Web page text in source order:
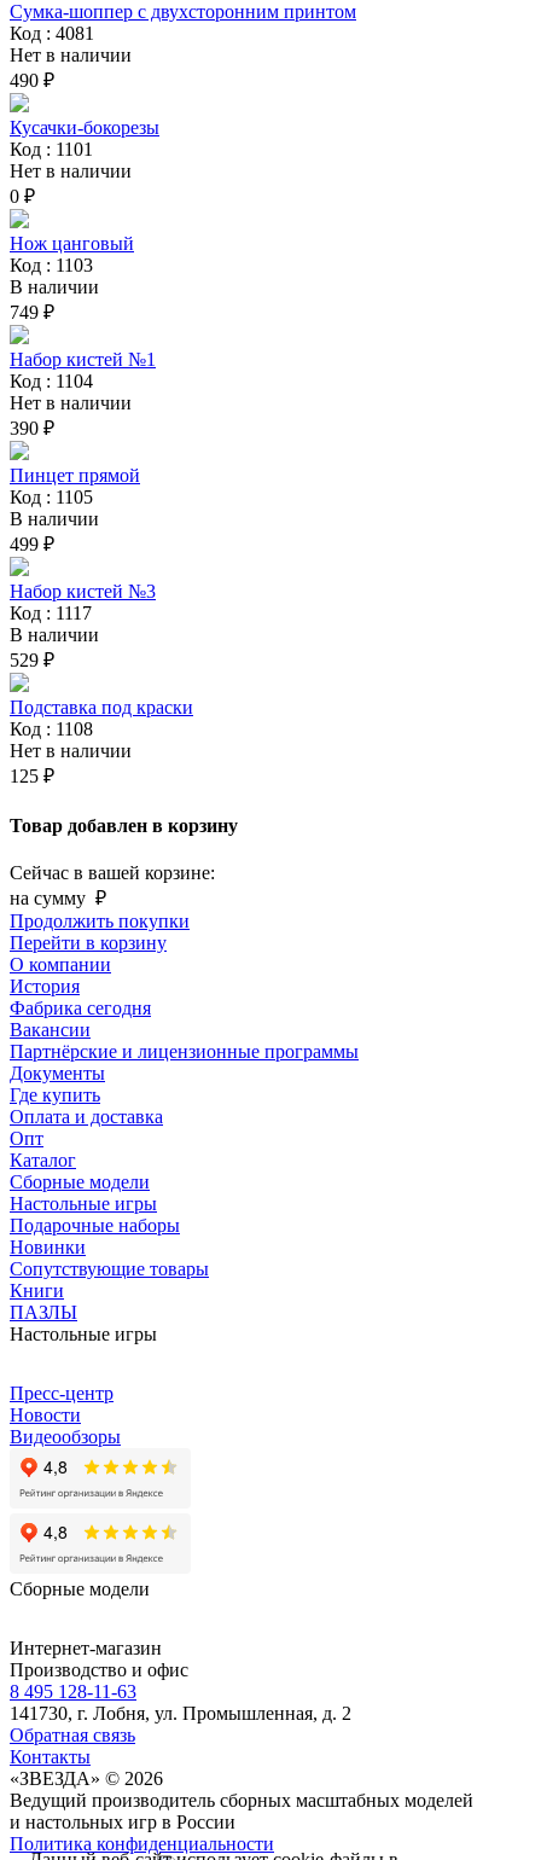
Сумка-шоппер с двухсторонним принтом
Код : 4081
Нет в наличии
490 ₽
Кусачки-бокорезы
Код : 1101
Нет в наличии
0 ₽
Нож цанговый
Код : 1103
В наличии
749 ₽
Набор кистей №1
Код : 1104
Нет в наличии
390 ₽
Пинцет прямой
Код : 1105
В наличии
499 ₽
Набор кистей №3
Код : 1117
В наличии
529 ₽
Подставка под краски
Код : 1108
Нет в наличии
125 ₽
Товар добавлен в корзину
Сейчас в вашей корзине:
на сумму ₽
Продолжить покупки
Перейти в корзину
О компании
История
Фабрика сегодня
Вакансии
Партнёрские и лицензионные программы
Документы
Где купить
Оплата и доставка
Опт
Каталог
Сборные модели
Настольные игры
Подарочные наборы
Новинки
Сопутствующие товары
Книги
ПАЗЛЫ
Настольные игры
Пресс-центр
Новости
Видеообзоры
Сборные модели
Интернет-магазин
Производство и офис
8 495 128-11-63
141730, г. Лобня, ул. Промышленная, д. 2
Обратная связь
Контакты
«ЗВЕЗДА» © 2026
Ведущий производитель сборных масштабных моделей
и настольных игр в России
Политика конфиденциальности